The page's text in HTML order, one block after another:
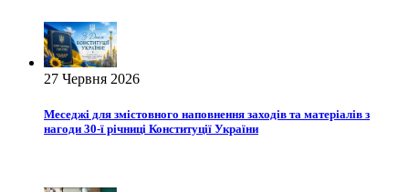
27 Червня 2026
Меседжі для змістовного наповнення заходів та матеріалів з
нагоди 30-ї річниці Конституції України